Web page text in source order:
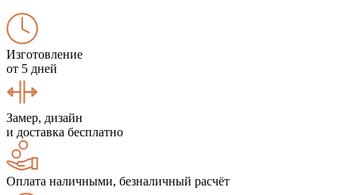
Изготовление
от 5 дней
Замер, дизайн
и доставка бесплатно
Оплата наличными, безналичный расчёт